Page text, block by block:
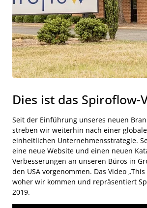
Dies ist das Spiroflow-
Seit der Einführung unseres neuen
streben wir weiterhin nach einer
einheitlichen Unternehmensstrategie.
eine neue Website und einen neuen
Verbesserungen an unseren Büros in
den USA vorgenommen. Das Video
woher wir kommen und repräsentiert
2019.